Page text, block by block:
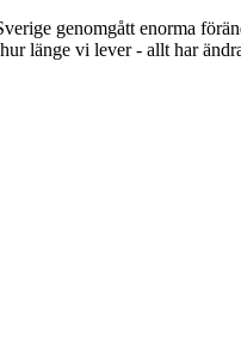
genomgått enorma
länge vi lever - allt har